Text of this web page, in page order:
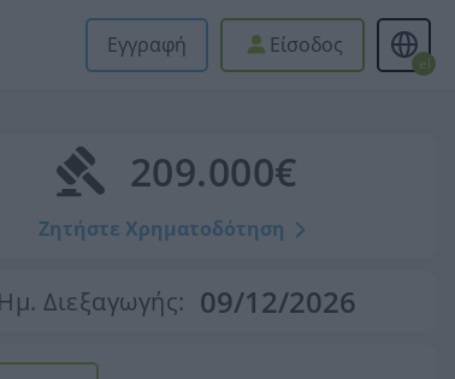
Εγγραφή Είσοδος
el
209.000€
Ζητήστε Χρηματοδότηση
Ημ. Διεξαγωγής: 09/12/2026